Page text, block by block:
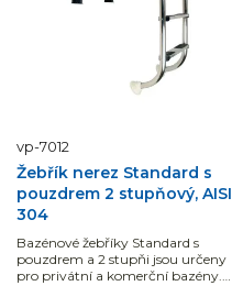
vp-7012
Žebřík nerez Standard s
pouzdrem 2 stupňový, AISI
304
Bazénové žebříky Standard s
pouzdrem a 2 stupňi jsou určeny
pro privátní a komerční bazény.